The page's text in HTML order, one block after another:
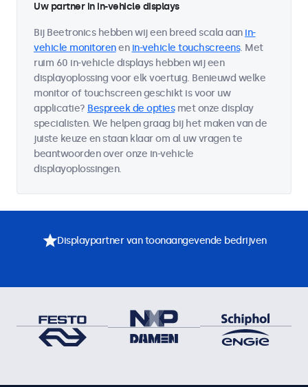
Uw partner in in-vehicle displays
Bij Beetronics hebben wij een breed scala aan in-
vehicle monitorenen in-vehicle touchscreens. Met
ruim 60 in-vehicle displays hebben wij een
displayoplossing voor elk voertuig. Benieuwd welke
monitor of touchscreen geschikt is voor uw
applicatie? Bespreek de optiesmet onze display
specialisten. We helpen graag bij het maken van de
juiste keuze en staan klaar om al uw vragen te
beantwoorden over onze in-vehicle
displayoplossingen.
Displaypartner van toonaangevende bedrijven